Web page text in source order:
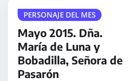
PERSONAJE DEL MES
Mayo 2015. Dña.
María de Luna y
Bobadilla, Señora de
Pasarón